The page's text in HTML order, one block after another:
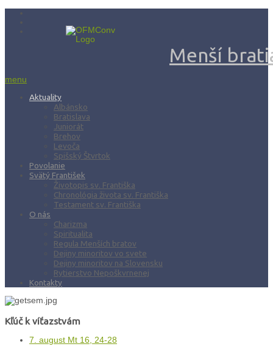
Menší
menu
Aktuality
Albánsko
Bratislava
Juniorát
Brehov
Levoča
Spišský Štvrtok
Povolanie
Svätý František
Životopis sv. Františka
Chronológia života sv. Františka
Testament sv. Františka
O nás
Charizma
Spiritualita
Regula Menších bratov
Dejiny minoritov vo svete
Dejiny minoritov na Slovensku
Rytierstvo Nepoškvrnenej
Kontakty
Kľúč k víťazstvám
7. august Mt 16, 24-28